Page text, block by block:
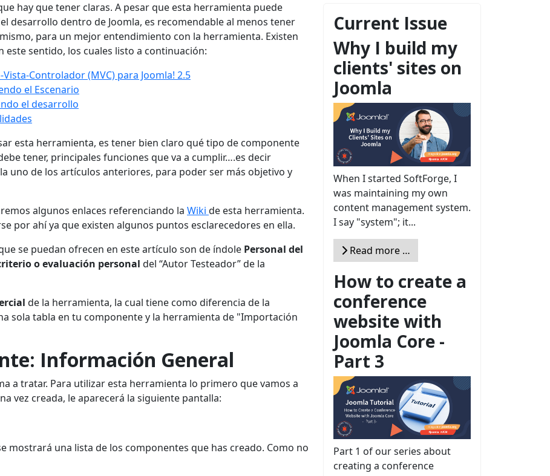
hay que tener claras. A pesar que esta herramienta puede
desarrollo dentro de Joomla, es recomendable al menos tener
para un mejor entendimiento con la herramienta. Existen
sentido, los cuales listo a continuación:
Controlador (MVC) para Joomla! 2.5
el Escenario
el desarrollo
esta herramienta, es tener bien claro qué tipo de componente
tener, principales funciones que va a cumplir….es decir
uno de los artículos anteriores, para poder ser más objetivo y
algunos enlaces referenciando la Wiki de esta herramienta.
por ahí ya que existen algunos puntos esclarecedores en ella.
se puedan ofrecen en este artículo son de índole Personal del
o evaluación personal del “Autor Testeador” de la
de la herramienta, la cual tiene como diferencia de la
sola tabla en tu componente y la herramienta de "Importación
Información General
a tratar. Para utilizar esta herramienta lo primero que vamos a
vez creada, le aparecerá la siguiente pantalla:
mostrará una lista de los componentes que has creado. Como no
Current Issue
Why I build my
clients' sites on
Joomla
When I started SoftForge, I
was maintaining my own
content management system.
I say "system"; it...
Read more …
How to create a
conference
website with
Joomla Core -
Part 3
Part 1 of our series about
creating a conference